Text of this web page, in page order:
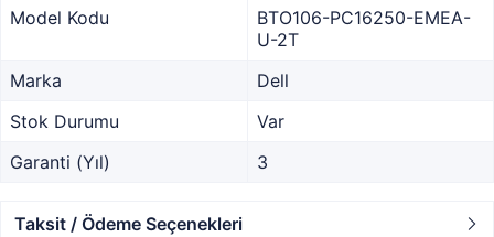
Model Kodu
BTO106-PC16250-EMEA-
U-2T
Marka
Dell
Stok Durumu
Var
Garanti (Yıl)
3
Taksit / Ödeme Seçenekleri